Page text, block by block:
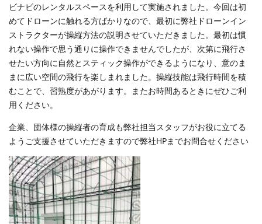
ビナビのレンタルスペースを利用して実施されました。今回は初
めてドローンに触れる方ばかりなので、最初に弊社ドローンイン
ストラクターが操縦方法の説明させていただきました。最初は慣
れない操作で思う通りに操作できませんでしたが、次第に飛行さ
せたい方向に自然とスティック操作ができるようになり、意のま
まに広い空間の飛行を楽しまれました。操縦技能は飛行時間を積
むことで、習熟度があがります。またお時間あるときにぜひご利
用ください。
企業、団体様の操縦者の育成も弊社担当スタッフがお役に立てる
ようご支援させていただきますので弊社HPまでお問合せください